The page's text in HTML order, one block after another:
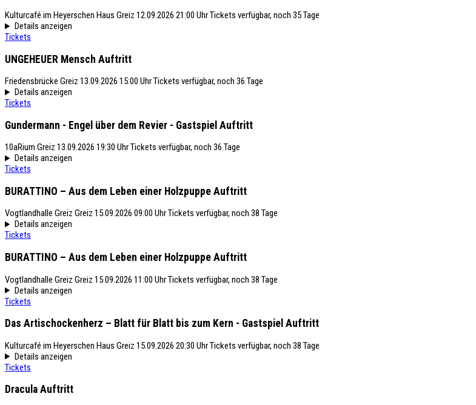
Kulturcafé im Heyerschen Haus Greiz 12.09.2026 21:00 UhrTickets verfügbar, noch 35 Tage
Details anzeigen
Tickets
UNGEHEUER Mensch Auftritt
Friedensbrücke Greiz 13.09.2026 15:00 UhrTickets verfügbar, noch 36 Tage
Details anzeigen
Tickets
Gundermann - Engel über dem Revier - Gastspiel Auftritt
10aRium Greiz 13.09.2026 19:30 UhrTickets verfügbar, noch 36 Tage
Details anzeigen
Tickets
BURATTINO – Aus dem Leben einer Holzpuppe Auftritt
Vogtlandhalle Greiz Greiz 15.09.2026 09:00 UhrTickets verfügbar, noch 38 Tage
Details anzeigen
Tickets
BURATTINO – Aus dem Leben einer Holzpuppe Auftritt
Vogtlandhalle Greiz Greiz 15.09.2026 11:00 UhrTickets verfügbar, noch 38 Tage
Details anzeigen
Tickets
Das Artischockenherz – Blatt für Blatt bis zum Kern - Gastspiel Auftritt
Kulturcafé im Heyerschen Haus Greiz 15.09.2026 20:30 UhrTickets verfügbar, noch 38 Tage
Details anzeigen
Tickets
Dracula Auftritt